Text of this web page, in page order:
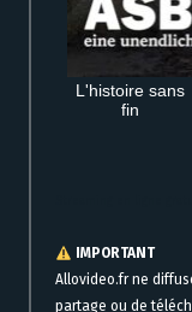
L'histoire sans
fin
IMPORTANT
Allovideo.fr ne
partage ou de